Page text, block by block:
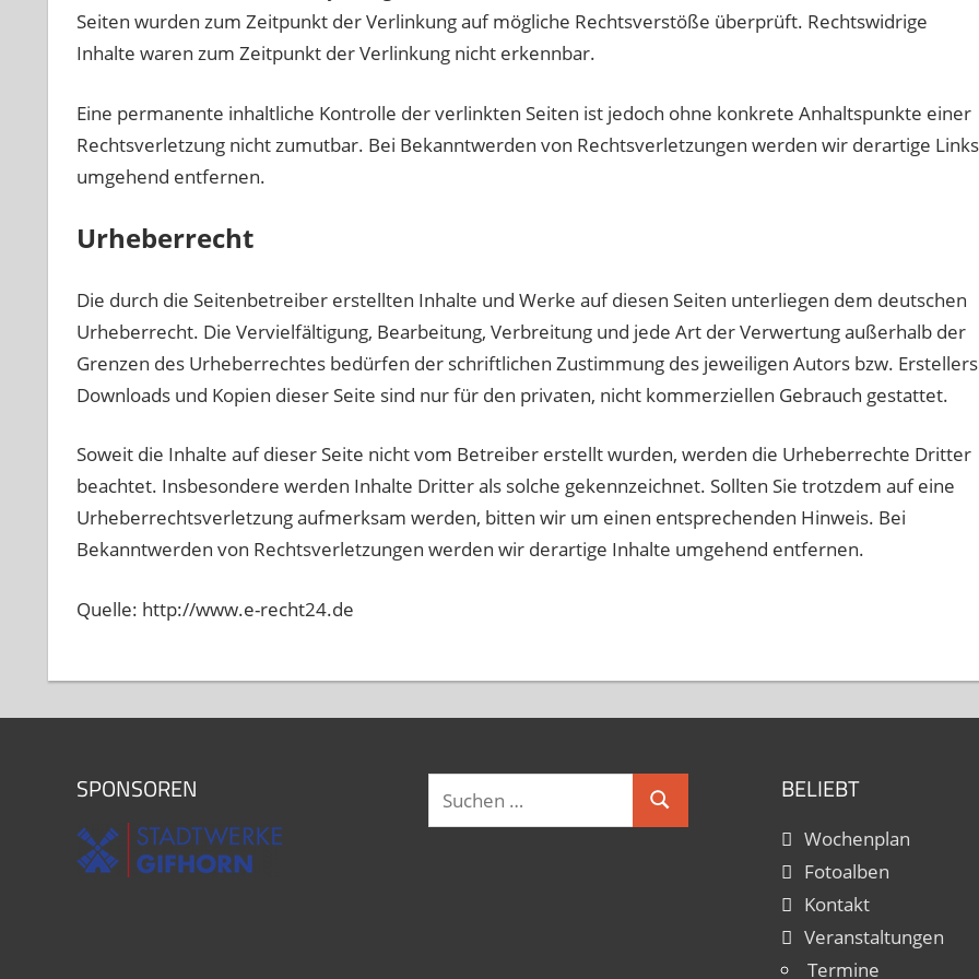
Seiten wurden zum Zeitpunkt der Verlinkung auf mögliche Rechtsverstöße überprüft. Rechtswidrige
Inhalte waren zum Zeitpunkt der Verlinkung nicht erkennbar.
Eine permanente inhaltliche Kontrolle der verlinkten Seiten ist jedoch ohne konkrete Anhaltspunkte einer
Rechtsverletzung nicht zumutbar. Bei Bekanntwerden von Rechtsverletzungen werden wir derartige Links
umgehend entfernen.
Urheberrecht
Die durch die Seitenbetreiber erstellten Inhalte und Werke auf diesen Seiten unterliegen dem deutschen
Urheberrecht. Die Vervielfältigung, Bearbeitung, Verbreitung und jede Art der Verwertung außerhalb der
Grenzen des Urheberrechtes bedürfen der schriftlichen Zustimmung des jeweiligen Autors bzw.
Downloads und Kopien dieser Seite sind nur für den privaten, nicht kommerziellen Gebrauch gestattet.
Soweit die Inhalte auf dieser Seite nicht vom Betreiber erstellt wurden, werden die Urheberrechte Dritter
beachtet. Insbesondere werden Inhalte Dritter als solche gekennzeichnet. Sollten Sie trotzdem auf eine
Urheberrechtsverletzung aufmerksam werden, bitten wir um einen entsprechenden Hinweis. Bei
Bekanntwerden von Rechtsverletzungen werden wir derartige Inhalte umgehend entfernen.
Quelle: http://www.e-recht24.de
SPONSOREN
Suchen
Suchen
BELIEBT
Wochenplan
Fotoalben
Kontakt
Veranstaltungen
Termine